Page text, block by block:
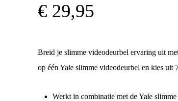
€29,95
Breid je slimme videodeurbel ervaring uit
op één Yale slimme videodeurbel en kies uit
Werkt in combinatie met de Yale